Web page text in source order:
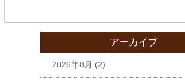
アーカイブ
2026年8月 (2)